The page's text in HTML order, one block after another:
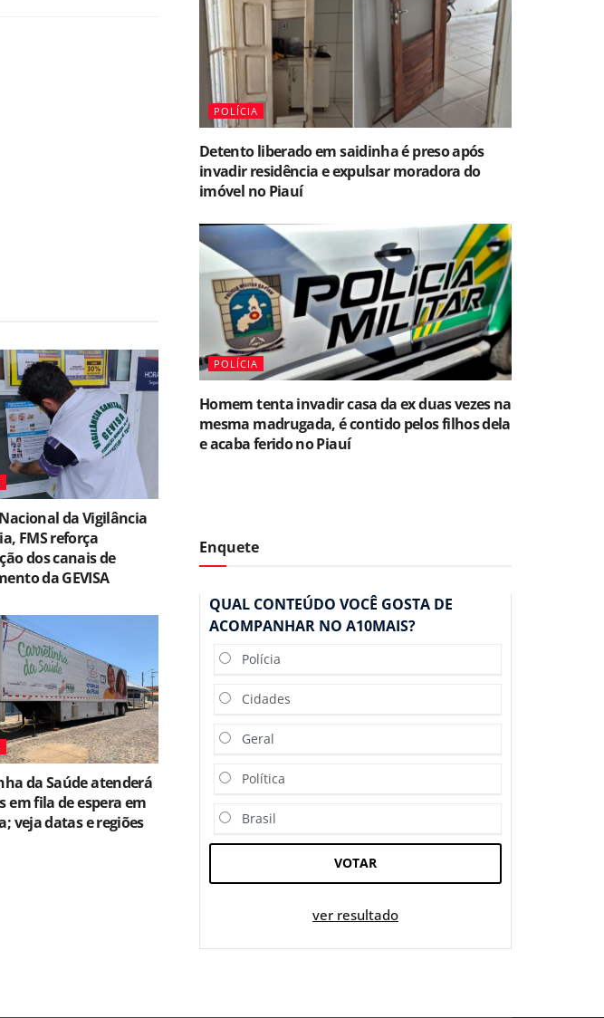
da Vigilância
FMS reforça
dos canais de
da GEVISA
da Saúde atenderá
em fila de espera em
veja datas e regiões
POLÍCIA
Detento liberado em saidinha é preso após
invadir residência e expulsar moradora do
imóvel no Piauí
POLÍCIA
Homem tenta invadir casa da ex duas vezes na
mesma madrugada, é contido pelos filhos dela
e acaba ferido no Piauí
Enquete
QUAL CONTEÚDO VOCÊ GOSTA DE
ACOMPANHAR NO A10MAIS?
Polícia
Cidades
Geral
Política
Brasil
VOTAR
ver resultado